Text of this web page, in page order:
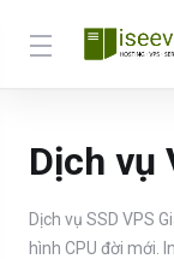
Dịch vụ
Dịch vụ SSD VPS
hình CPU đời mới.